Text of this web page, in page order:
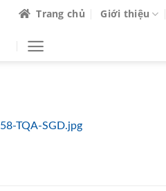
Trang chủ Giới thiệu
58-TQA-SGD.jpg